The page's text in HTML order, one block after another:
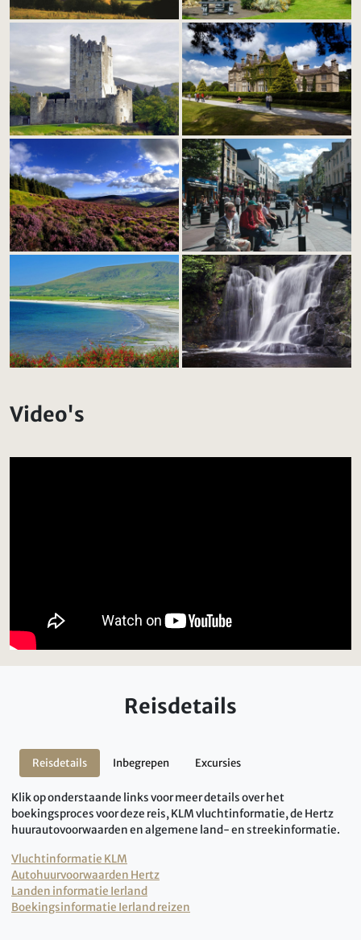
Video's
Reisdetails
Reisdetails Inbegrepen Excursies
Klik op onderstaande links voor meer details over het
boekingsproces voor deze reis, KLM vluchtinformatie, de Hertz
huurautovoorwaarden en algemene land- en streekinformatie.
Vluchtinformatie KLM
Autohuurvoorwaarden Hertz
Landen informatie Ierland
Boekingsinformatie Ierland reizen